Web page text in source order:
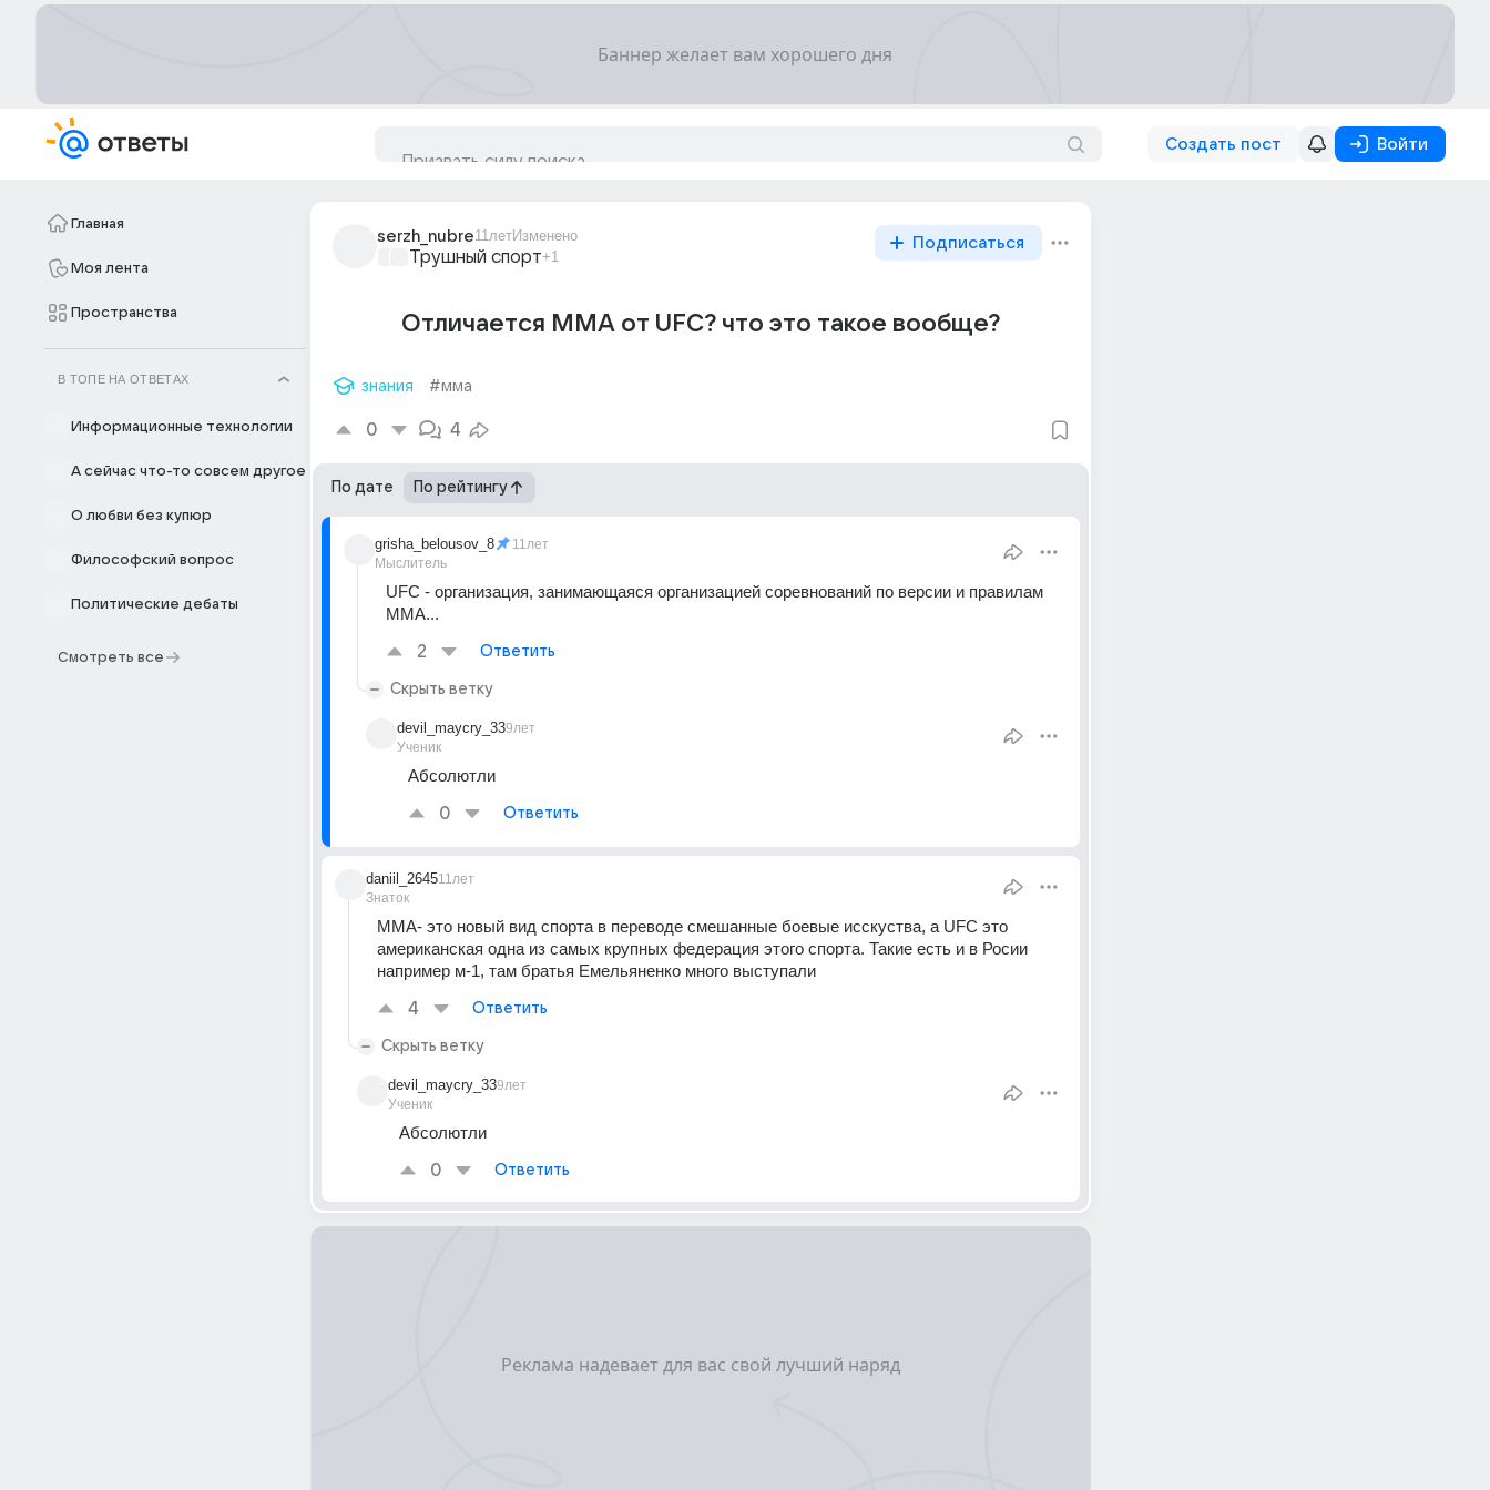
Создать пост Войти
Главная
Моя лента
Пространства
В ТОПЕ НА ОТВЕТАХ
Информационные технологии
А сейчас что-то совсем другое
О любви без купюр
Философский вопрос
Политические дебаты
Смотреть все
serzh_nubre11летИзменено
Трушный спорт+1
Подписаться
Отличается ММА от UFC? что это такое вообще?
знания #мма
0 4
По дате По рейтингу
grisha_belousov_8
Мыслитель
11лет
UFC - организация, занимающаяся организацией соревнований по версии и правилам
ММА...
2 Ответить
Скрыть ветку
devil_maycry_33
Ученик
9лет
Абсолютли
0 Ответить
daniil_2645
Знаток
11лет
ММА- это новый вид спорта в переводе смешанные боевые исскуства, а UFC это
американская одна из самых крупных федерация этого спорта. Такие есть и в Росии
например м-1, там братья Емельяненко много выступали
4 Ответить
Скрыть ветку
devil_maycry_33
Ученик
9лет
Абсолютли
0 Ответить